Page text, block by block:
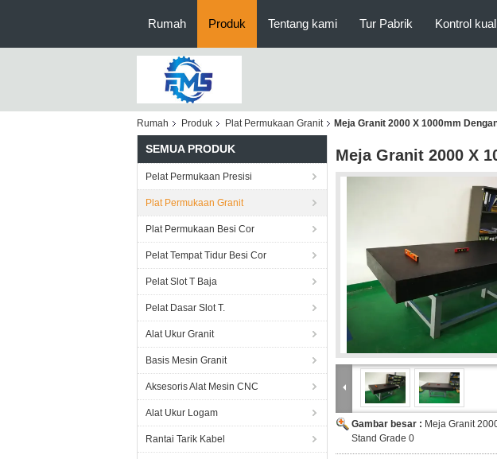
Rumah Produk Tentang kami Tur Pabrik Kontrol
Rumah Produk Plat Permukaan Granit Meja Granit 2000 X 1000mm
SEMUA PRODUK
Pelat Permukaan Presisi
Plat Permukaan Granit
Plat Permukaan Besi Cor
Pelat Tempat Tidur Besi Cor
Pelat Slot T Baja
Pelat Dasar Slot T.
Alat Ukur Granit
Basis Mesin Granit
Aksesoris Alat Mesin CNC
Alat Ukur Logam
Rantai Tarik Kabel
Meja Granit 2000 X
Gambar besar : Meja Granit
Stand Grade 0